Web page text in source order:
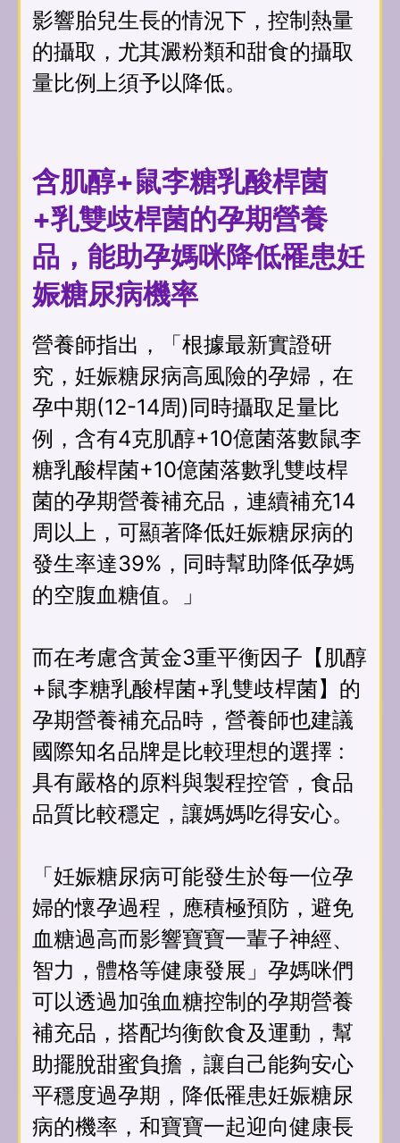
影響胎兒生長的情況下，控制熱量
的攝取，尤其澱粉類和甜食的攝取
量比例上須予以降低。
含肌醇+鼠李糖乳酸桿菌
+乳雙歧桿菌的孕期營養
品，能助孕媽咪降低罹患妊
娠糖尿病機率
營養師指出，「根據最新實證研
究，妊娠糖尿病高風險的孕婦，在
孕中期(12-14周)同時攝取足量比
例，含有4克肌醇+10億菌落數鼠李
糖乳酸桿菌+10億菌落數乳雙歧桿
菌的孕期營養補充品，連續補充14
周以上，可顯著降低妊娠糖尿病的
發生率達39%，同時幫助降低孕媽
的空腹血糖值。」
而在考慮含黃金3重平衡因子【肌醇
+鼠李糖乳酸桿菌+乳雙歧桿菌】的
孕期營養補充品時，營養師也建議
國際知名品牌是比較理想的選擇 :
具有嚴格的原料與製程控管，食品
品質比較穩定，讓媽媽吃得安心。
「妊娠糖尿病可能發生於每一位孕
婦的懷孕過程，應積極預防，避免
血糖過高而影響寶寶一輩子神經、
智力，體格等健康發展」孕媽咪們
可以透過加強血糖控制的孕期營養
補充品，搭配均衡飲食及運動，幫
助擺脫甜蜜負擔，讓自己能夠安心
平穩度過孕期，降低罹患妊娠糖尿
病的機率，和寶寶⼀起迎向健康長